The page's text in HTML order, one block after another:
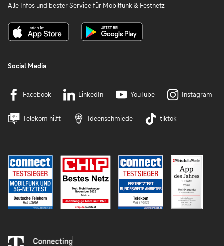
Alle Infos und bester Service für Mobilfunk & Festnetz
Social Media
Facebook LinkedIn YouTube Instagram
Telekom hilft Ideenschmiede tiktok